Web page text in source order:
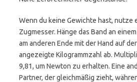
Wenn du keine Gewichte hast, nutze
Zugmesser. Hänge das Band an
am anderen Ende mit der Hand auf
angezeigte Kilogrammzahl ab.
9,81, um Newton zu erhalten. Eine
Partner, der gleichmäßig zieht,